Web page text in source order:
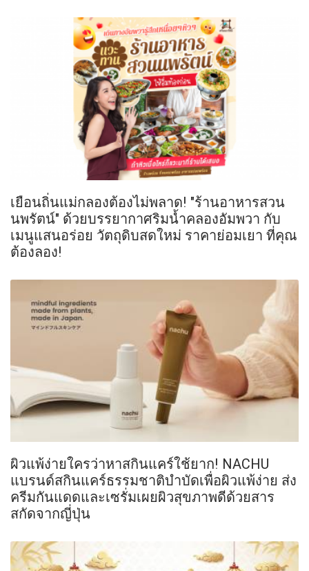
เยือนถิ่นแม่กลองต้องไม่พลาด! "ร้านอาหารสวน
นพรัตน์" ด้วยบรรยากาศริมน้ำคลองอัมพวา กับ
เมนูแสนอร่อย วัตถุดิบสดใหม่ ราคาย่อมเยา ที่คุณ
ต้องลอง!
ผิวแพ้ง่ายใครว่าหาสกินแคร์ใช้ยาก! NACHU
แบรนด์สกินแคร์ธรรมชาติบำบัดเพื่อผิวแพ้ง่าย ส่ง
ครีมกันแดดและเซรั่มเผยผิวสุขภาพดีด้วยสาร
สกัดจากญี่ปุ่น